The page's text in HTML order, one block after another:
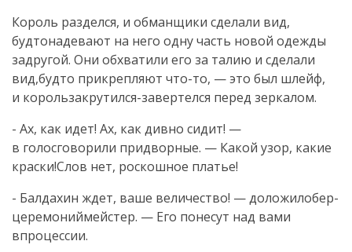
Король разделся, и обманщики сделали вид,
будтонадевают на него одну часть новой одежды
задругой. Они обхватили его за талию и сделали
вид,будто прикрепляют что-то, — это был шлейф,
и корользакрутился-завертелся перед зеркалом.
- Ах, как идет! Ах, как дивно сидит! —
в голосговорили придворные. — Какой узор, какие
краски!Слов нет, роскошное платье!
- Балдахин ждет, ваше величество! — доложилобер-
церемониймейстер. — Его понесут над вами
впроцессии.